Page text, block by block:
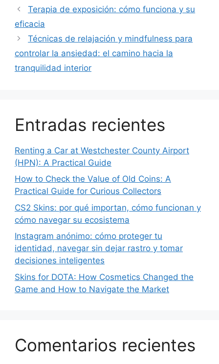
Terapia de exposición: cómo funciona y su
eficacia
Técnicas de relajación y mindfulness para
controlar la ansiedad: el camino hacia la
tranquilidad interior
Entradas recientes
Renting a Car at Westchester County Airport
(HPN): A Practical Guide
How to Check the Value of Old Coins: A
Practical Guide for Curious Collectors
CS2 Skins: por qué importan, cómo funcionan y
cómo navegar su ecosistema
Instagram anónimo: cómo proteger tu
identidad, navegar sin dejar rastro y tomar
decisiones inteligentes
Skins for DOTA: How Cosmetics Changed the
Game and How to Navigate the Market
Comentarios recientes